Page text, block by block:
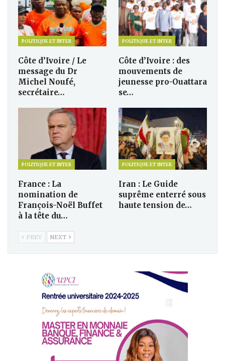
POLITIQUE ET INTER
Côte d’Ivoire / Le
message du Dr
Michel Noufé,
secrétaire…
POLITIQUE ET INTER
Côte d’Ivoire : des
mouvements de
jeunesse pro-Ouattara
se…
POLITIQUE ET INTER
France : La
nomination de
François-Noël Buffet
à la tête du…
POLITIQUE ET INTER
Iran : Le Guide
suprême enterré sous
haute tension de…
PREV NEXT